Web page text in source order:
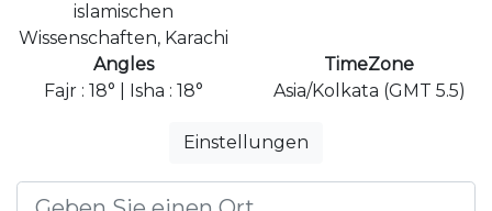
islamischen
Wissenschaften, Karachi
Angles
Fajr : 18° | Isha : 18°
TimeZone
Asia/Kolkata (GMT 5.5)
Einstellungen